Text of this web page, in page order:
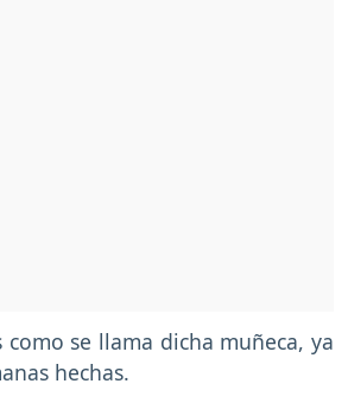
como se llama dicha muñeca, ya
hechas.